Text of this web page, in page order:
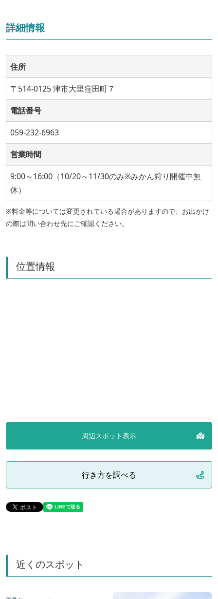
詳細情報
住所
〒514-0125 津市大里窪田町７
電話番号
059-232-6963
営業時間
9:00～16:00（10/20～11/30のみ※みかん狩り開催中無
休）
※料金等については変更されている場合がありますので、お出かけ
の際は問い合わせ先にご確認ください。
位置情報
周辺スポット表示
行き方を調べる
近くのスポット